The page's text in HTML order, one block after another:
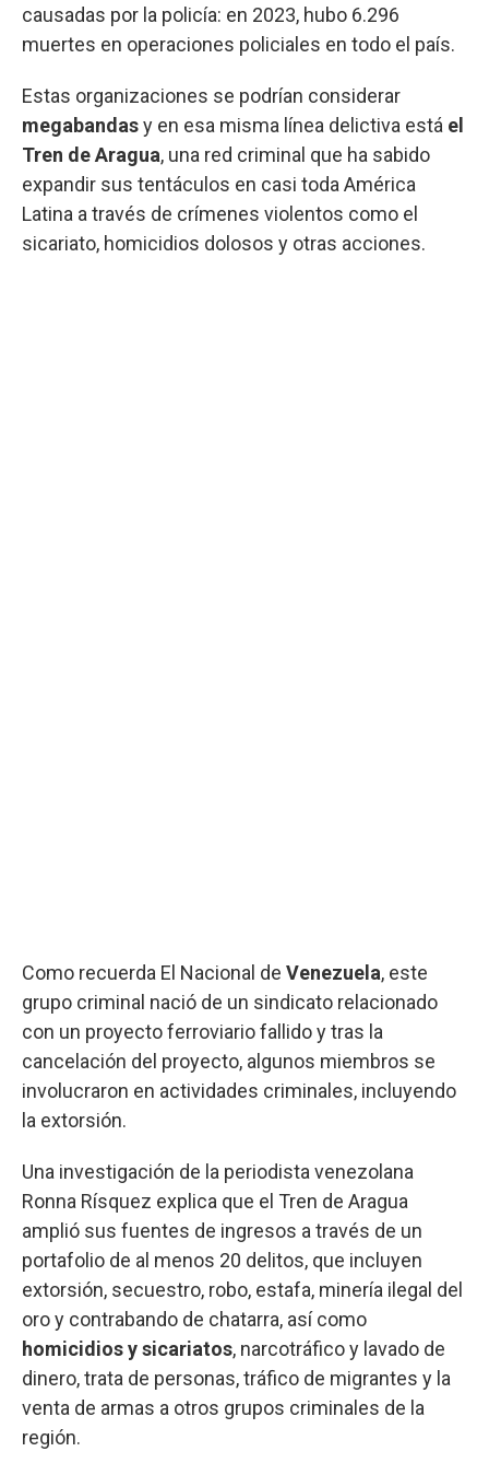
causadas por la policía: en 2023, hubo 6.296
muertes en operaciones policiales en todo el país.
Estas organizaciones se podrían considerar
megabandasy en esa misma línea delictiva está el
Tren de Aragua, una red criminal que ha sabido
expandir sus tentáculos en casi toda América
Latina a través de crímenes violentos como el
sicariato, homicidios dolosos y otras acciones.
Como recuerda El Nacional de Venezuela, este
grupo criminal nació de un sindicato relacionado
con un proyecto ferroviario fallido y tras la
cancelación del proyecto, algunos miembros se
involucraron en actividades criminales, incluyendo
la extorsión.
Una investigación de la periodista venezolana
Ronna Rísquez explica que el Tren de Aragua
amplió sus fuentes de ingresos a través de un
portafolio de al menos 20 delitos, que incluyen
extorsión, secuestro, robo, estafa, minería ilegal del
oro y contrabando de chatarra, así como
homicidios y sicariatos, narcotráfico y lavado de
dinero, trata de personas, tráfico de migrantes y la
venta de armas a otros grupos criminales de la
región.